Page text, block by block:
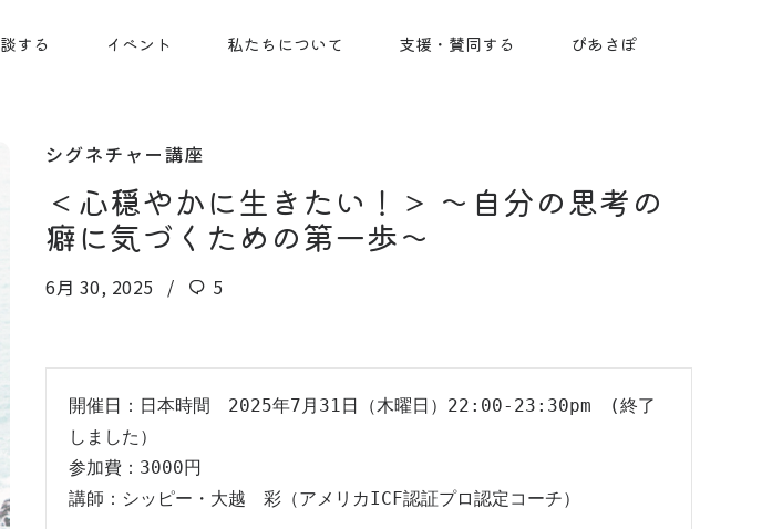
する イベント 私たちについて 支援・賛同する ぴあさぽ
シグネチャー講座
＜心穏やかに生きたい！＞ 〜自分の思考の
癖に気づくための第一歩〜
6月 30, 2025 5
開催日：日本時間　2025年7月31日（木曜日）22:00-23:30pm　(終了